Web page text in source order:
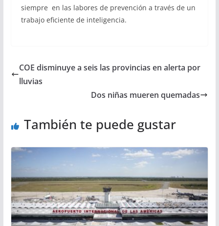
siempre en las labores de prevención a través de un
trabajo eficiente de inteligencia.
COE disminuye a seis las provincias en alerta por
lluvias
Dos niñas mueren quemadas
También te puede gustar